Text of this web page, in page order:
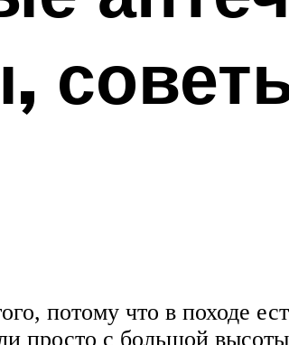
потому что в походе
просто с большой